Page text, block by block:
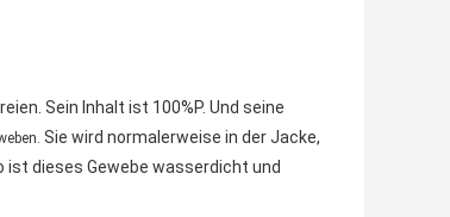
Sein Inhalt ist 100%P. Und seine
Sie wird normalerweise in der Jacke,
ist dieses Gewebe wasserdicht und